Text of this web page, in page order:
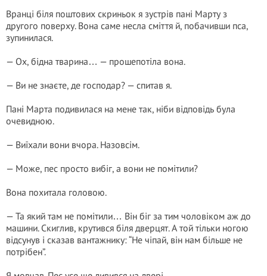
Вранці біля поштових скриньок я зустрів пані Марту з
другого поверху. Вона саме несла сміття й, побачивши пса,
зупинилася.
— Ох, бідна тварина… — прошепотіла вона.
— Ви не знаєте, де господар? — спитав я.
Пані Марта подивилася на мене так, ніби відповідь була
очевидною.
— Виїхали вони вчора. Назовсім.
— Може, пес просто вибіг, а вони не помітили?
Вона похитала головою.
— Та який там не помітили… Він біг за тим чоловіком аж до
машини. Скиглив, крутився біля дверцят. А той тільки ногою
відсунув і сказав вантажнику: “Не чіпай, він нам більше не
потрібен”.